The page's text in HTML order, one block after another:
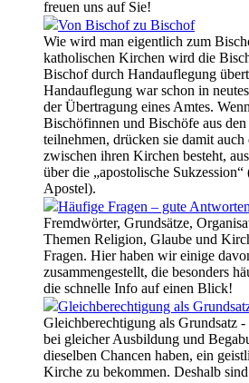
freuen uns auf Sie!
Von Bischof zu Bischof
Wie wird man eigentlich zum
katholischen Kirchen wird die
Bischof durch Handauflegung
Handauflegung war schon in
der Übertragung eines Amtes.
Bischöfinnen und Bischöfe aus
teilnehmen, drücken sie damit
zwischen ihren Kirchen besteht,
über die „apostolische
Apostel).
Häufige Fragen – gute Antworten
Fremdwörter, Grundsätze,
Themen Religion, Glaube und
Fragen. Hier haben wir einige
zusammengestellt, die besonders
die schnelle Info auf einen Blick!
Gleichberechtigung als
Gleichberechtigung als Grundsatz -
bei gleicher Ausbildung und
dieselben Chancen haben, ein
Kirche zu bekommen. Deshalb